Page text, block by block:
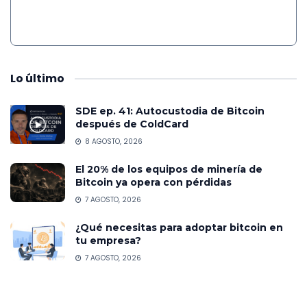
Lo último
SDE ep. 41: Autocustodia de Bitcoin
después de ColdCard
8 AGOSTO, 2026
El 20% de los equipos de minería de
Bitcoin ya opera con pérdidas
7 AGOSTO, 2026
¿Qué necesitas para adoptar bitcoin en
tu empresa?
7 AGOSTO, 2026